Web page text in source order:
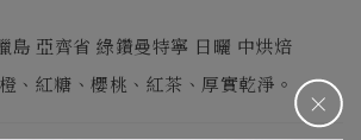
＋
島 亞齊省 綠鑽曼特寧 日曬 中烘焙
、紅糖、櫻桃、紅茶、厚實乾淨。